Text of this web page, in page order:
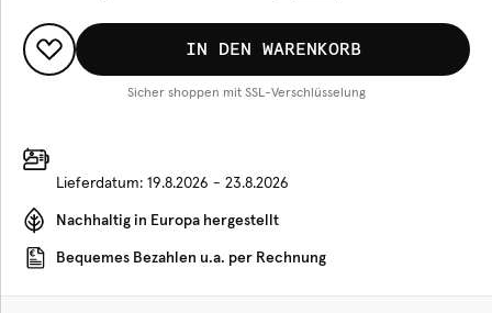
IN DEN WARENKORB
Sicher shoppen mit SSL-Verschlüsselung
Lieferdatum: 19.8.2026 - 23.8.2026
Nachhaltig in Europa hergestellt
Bequemes Bezahlen u.a. per Rechnung